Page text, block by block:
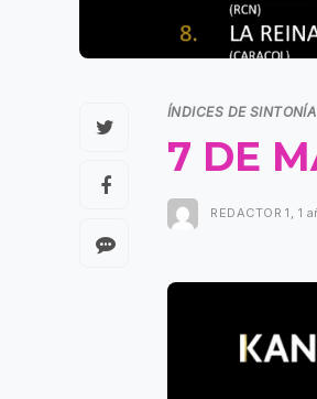
ÍNDICES DE
7 DE
REDACTOR 1 , 1